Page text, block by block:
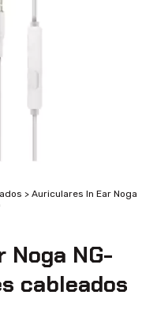
> Auriculares In Ear Noga
NG-
cableados